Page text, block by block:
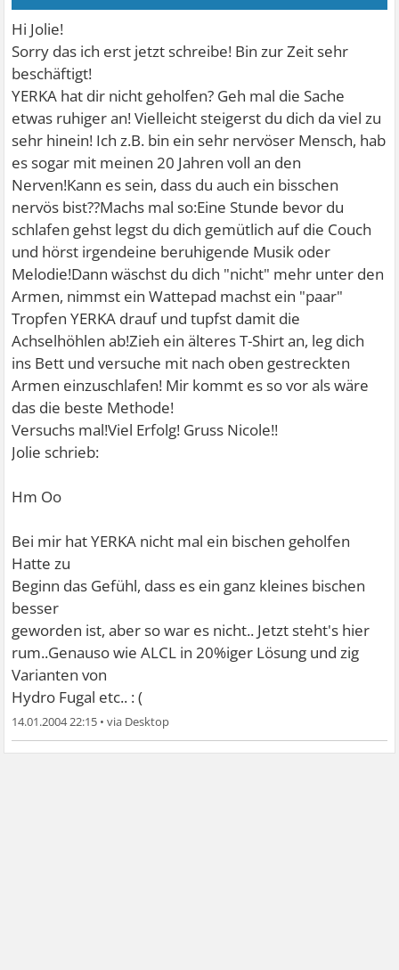
Hi Jolie!
Sorry das ich erst jetzt schreibe! Bin zur Zeit sehr
beschäftigt!
YERKA hat dir nicht geholfen? Geh mal die Sache
etwas ruhiger an! Vielleicht steigerst du dich da viel zu
sehr hinein! Ich z.B. bin ein sehr nervöser Mensch, hab
es sogar mit meinen 20 Jahren voll an den
Nerven!Kann es sein, dass du auch ein bisschen
nervös bist??Machs mal so:Eine Stunde bevor du
schlafen gehst legst du dich gemütlich auf die Couch
und hörst irgendeine beruhigende Musik oder
Melodie!Dann wäschst du dich "nicht" mehr unter den
Armen, nimmst ein Wattepad machst ein "paar"
Tropfen YERKA drauf und tupfst damit die
Achselhöhlen ab!Zieh ein älteres T-Shirt an, leg dich
ins Bett und versuche mit nach oben gestreckten
Armen einzuschlafen! Mir kommt es so vor als wäre
das die beste Methode!
Versuchs mal!Viel Erfolg! Gruss Nicole!!
Jolie schrieb:
Hm Oo
Bei mir hat YERKA nicht mal ein bischen geholfen
Hatte zu
Beginn das Gefühl, dass es ein ganz kleines bischen
besser
geworden ist, aber so war es nicht.. Jetzt steht's hier
rum..Genauso wie ALCL in 20%iger Lösung und zig
Varianten von
Hydro Fugal etc.. : (
14.01.2004 22:15 •